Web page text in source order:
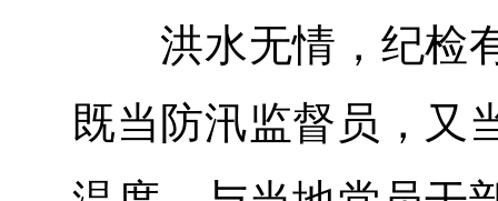
洪水无情，纪检有
既当防汛监督员，又